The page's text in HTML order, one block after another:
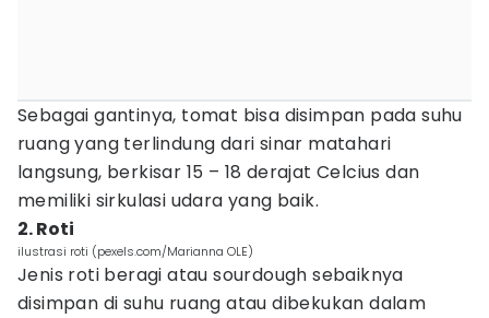
Sebagai gantinya, tomat bisa disimpan pada suhu
ruang yang terlindung dari sinar matahari
langsung, berkisar 15 – 18 derajat Celcius dan
memiliki sirkulasi udara yang baik.
2. Roti
ilustrasi roti (pexels.com/Marianna OLE)
Jenis roti beragi atau sourdough sebaiknya
disimpan di suhu ruang atau dibekukan dalam